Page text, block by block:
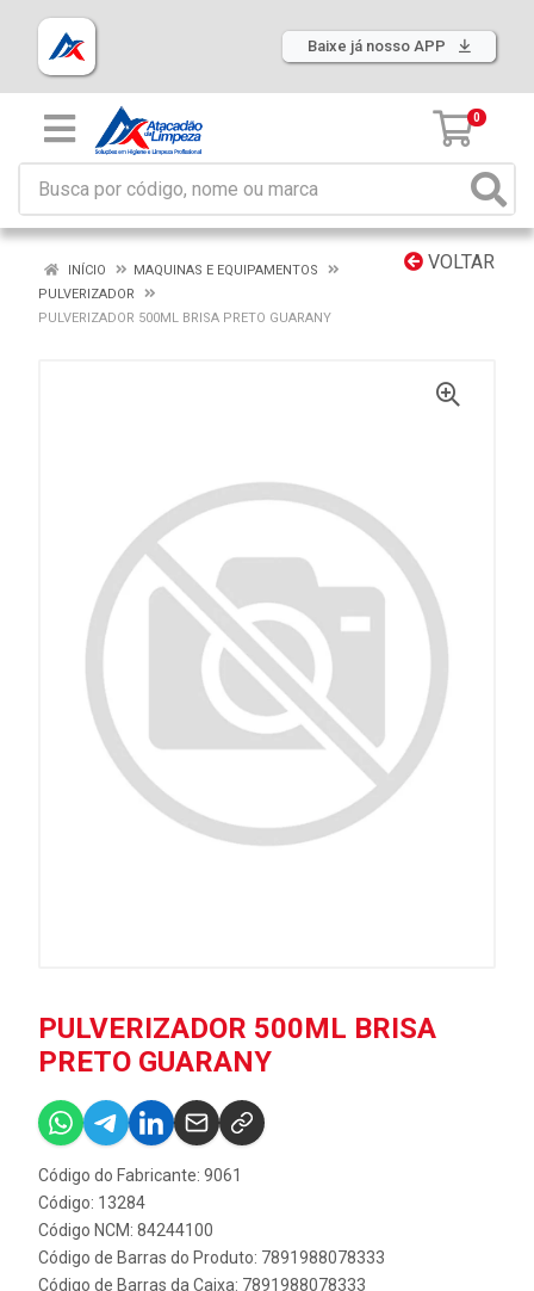
Baixe já nosso APP
0
VOLTAR
INÍCIO
MAQUINAS E EQUIPAMENTOS
PULVERIZADOR
PULVERIZADOR 500ML BRISA PRETO GUARANY
PULVERIZADOR 500ML BRISA
PRETO GUARANY
Código do Fabricante: 9061
Código: 13284
Código NCM: 84244100
Código de Barras do Produto: 7891988078333
Código de Barras da Caixa: 7891988078333